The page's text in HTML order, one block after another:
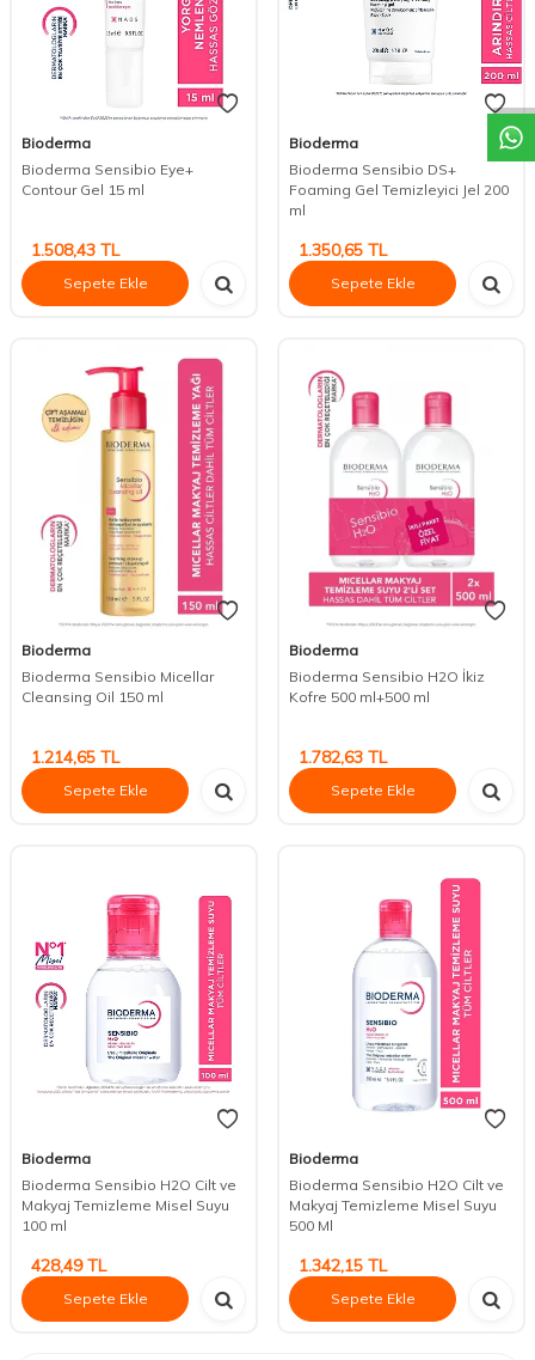
DESTEK
Bioderma
Bioderma Sensibio Eye+
Contour Gel 15 ml
1.508,43 TL
Sepete Ekle
Bioderma
Bioderma Sensibio DS+
Foaming Gel Temizleyici Jel 200
ml
1.350,65 TL
Sepete Ekle
Bioderma
Bioderma Sensibio Micellar
Cleansing Oil 150 ml
1.214,65 TL
Sepete Ekle
Bioderma
Bioderma Sensibio H2O İkiz
Kofre 500 ml+500 ml
1.782,63 TL
Sepete Ekle
Bioderma
Bioderma Sensibio H2O Cilt ve
Makyaj Temizleme Misel Suyu
100 ml
428,49TL
Sepete Ekle
Bioderma
Bioderma Sensibio H2O Cilt ve
Makyaj Temizleme Misel Suyu
500 Ml
1.342,15 TL
Sepete Ekle